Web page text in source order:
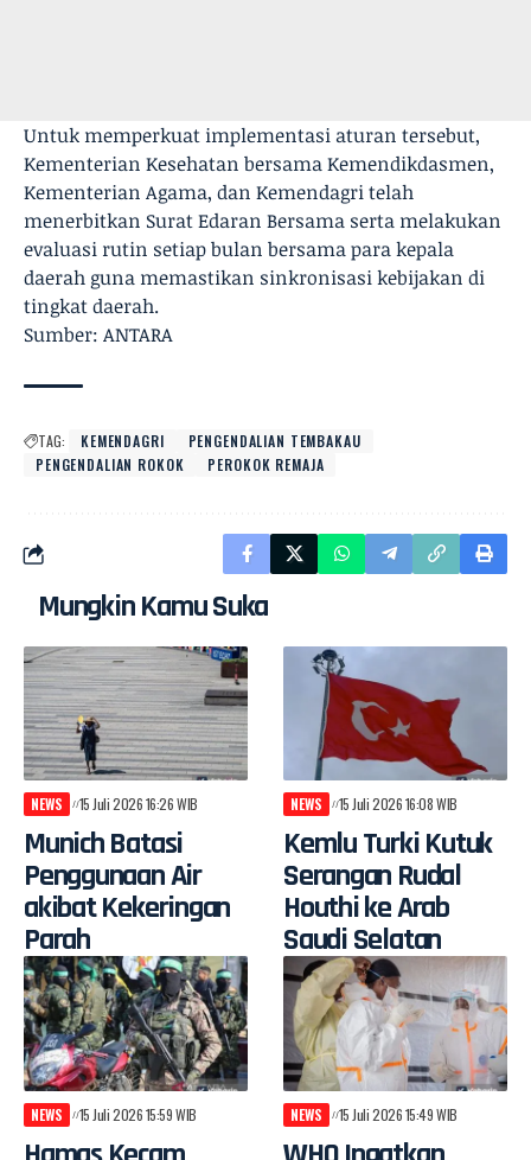
Untuk memperkuat implementasi aturan tersebut,
Kementerian Kesehatan bersama Kemendikdasmen,
Kementerian Agama, dan Kemendagri telah
menerbitkan Surat Edaran Bersama serta melakukan
evaluasi rutin setiap bulan bersama para kepala
daerah guna memastikan sinkronisasi kebijakan di
tingkat daerah.
Sumber: ANTARA
TAG: KEMENDAGRI
PENGENDALIAN TEMBAKAU
PENGENDALIAN ROKOK
PEROKOK REMAJA
Mungkin Kamu Suka
NEWS 15 Juli 2026 16:26 WIB
Munich Batasi
Penggunaan Air
akibat Kekeringan
Parah
NEWS 15 Juli 2026 16:08 WIB
Kemlu Turki Kutuk
Serangan Rudal
Houthi ke Arab
Saudi Selatan
NEWS 15 Juli 2026 15:59 WIB NEWS 15 Juli 2026 15:49 WIB